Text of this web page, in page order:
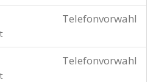
Telefonvorwahl
Telefonvorwahl